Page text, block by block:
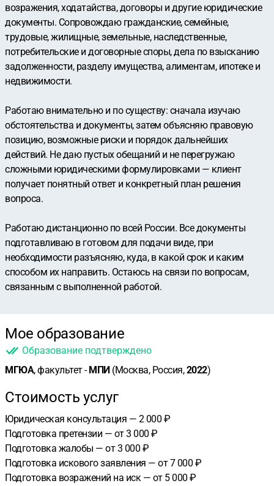
возражения, ходатайства, договоры и другие юридические
документы. Сопровождаю гражданские, семейные,
трудовые, жилищные, земельные, наследственные,
потребительские и договорные споры, дела по взысканию
задолженности, разделу имущества, алиментам, ипотеке и
недвижимости.
Работаю внимательно и по существу: сначала изучаю
обстоятельства и документы, затем объясняю правовую
позицию, возможные риски и порядок дальнейших
действий. Не даю пустых обещаний и не перегружаю
сложными юридическими формулировками — клиент
получает понятный ответ и конкретный план решения
вопроса.
Работаю дистанционно по всей России. Все документы
подготавливаю в готовом для подачи виде, при
необходимости разъясняю, куда, в какой срок и каким
способом их направить. Остаюсь на связи по вопросам,
связанным с выполненной работой.
Мое образование
Образование подтверждено
МГЮА, факультет -МПИ(Москва, Россия,2022)
Стоимость услуг
Юридическая консультация — 2 000 ₽
Подготовка претензии — от 3 000 ₽
Подготовка жалобы — от 3 000 ₽
Подготовка искового заявления — от 7 000 ₽
Подготовка возражений на иск — от 5 000 ₽